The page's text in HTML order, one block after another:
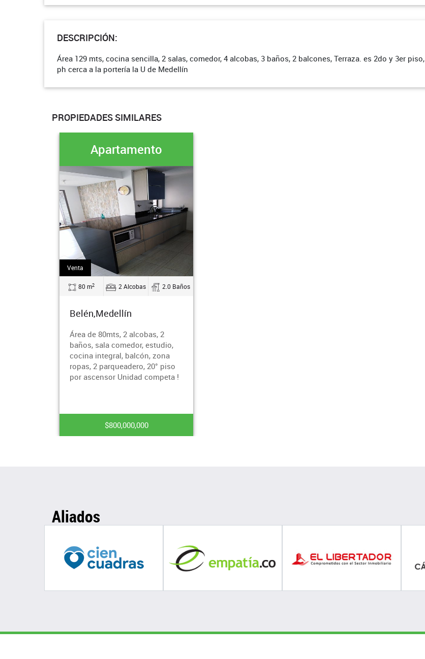
DESCRIPCIÓN:
Área 129 mts, cocina sencilla, 2 salas, comedor, 4 alcobas, 3 baños, 2 balcones, Terraza. es 2do y 3er piso,
ph cerca a la portería la U de Medellín
PROPIEDADES SIMILARES
Apartamento
Venta
80 m2 2 Alcobas 2.0 Baños
Belén,Medellín
Área de 80mts, 2 alcobas, 2
baños, sala comedor, estudio,
cocina integral, balcón, zona
ropas, 2 parqueadero, 20° piso
por ascensor Unidad competa !
$800,000,000
Aliados